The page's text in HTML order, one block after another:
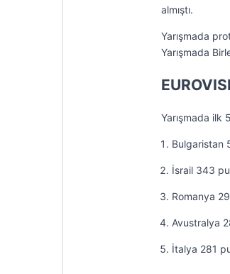
almıştı.
Yarışmada
Yarışmada
Yarışmada ilk
Bulgaristan
İsrail 343
Romanya
Avustralya
İtalya 281